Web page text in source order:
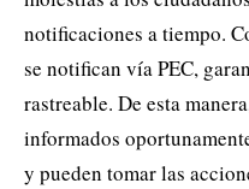
notificaciones a tiempo.
se notifican vía PEC,
rastreable. De esta
informados
y pueden tomar las